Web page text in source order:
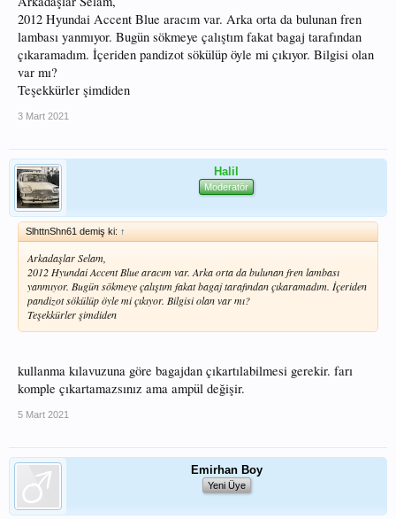
2012 Hyundai Accent Blue aracım var. Arka orta da bulunan fren
lambası yanmıyor. Bugün sökmeye çalıştım fakat bagaj tarafından
çıkaramadım. İçeriden pandizot sökülüp öyle mi çıkıyor. Bilgisi olan
var mı?
Teşekkürler şimdiden
3 Mart 2021
Halil
Moderatör
SlhttnShn61 demiş ki: ↑
Arkadaşlar Selam,
2012 Hyundai Accent Blue aracım var. Arka orta da bulunan fren lambası
yanmıyor. Bugün sökmeye çalıştım fakat bagaj tarafından çıkaramadım. İçeriden
pandizot sökülüp öyle mi çıkıyor. Bilgisi olan var mı?
Teşekkürler şimdiden
kullanma kılavuzuna göre bagajdan çıkartılabilmesi gerekir. farı
komple çıkartamazsınız ama ampül değişir.
5 Mart 2021
Emirhan Boy
Yeni Üye